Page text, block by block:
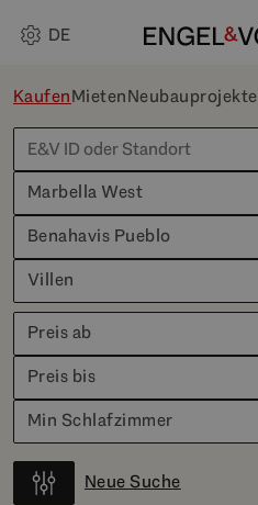
DE
KaufenMietenNeubauprojekte
Marbella West
Benahavis Pueblo
Villen
Preis ab
Preis bis
Min Schlafzimmer
Neue Suche